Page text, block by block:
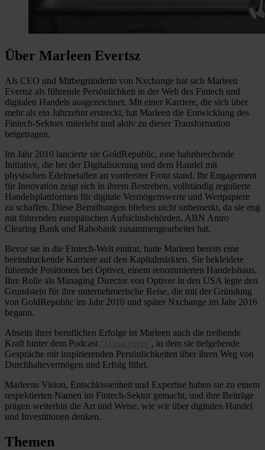
Über Marleen Evertsz
Als CEO und Mitbegründerin von Nxchange hat sich Marleen
Evertsz als führende Persönlichkeit in der Welt des Fintech und
digitalen Handels ausgezeichnet. Mit einer Karriere, die sich über
mehr als ein Jahrzehnt erstreckt, hat Marleen die Entwicklung des
Fintech-Sektors miterlebt und aktiv zu dieser Transformation
beigetragen.
Im Jahr 2010 lancierte sie GoldRepublic, eine bahnbrechende
Initiative, die bei der Digitalisierung und dem Handel mit
physischen Edelmetallen an vorderster Front stand. Ihr Engagement
für Innovation zeigt sich in ihrem Bestreben, vollständig regulierte
Handelsplattformen für digitale Vermögenswerte und Wertpapiere
zu schaffen. Diese Bemühungen blieben nicht unbemerkt, da sie eng
mit führenden europäischen Aufsichtsbehörden, ABN Amro
Clearing Bank und Rabobank zusammengearbeitet hat.
Bevor sie in die Fintech-Welt eintrat, hatte Marleen bereits eine
beeindruckende Karriere auf den Kapitalmärkten. Sie bekleidete
führende Positionen bei Optiver, einem renommierten Handelshaus.
Ihre Rolle als Managing Director von Optiver in den USA legte den
Grundstein für ihre unternehmerische Reise, die mit der Gründung
von GoldRepublic im Jahr 2010 und später Nxchange im Jahr 2016
begann.
Abseits ihrer beruflichen Erfolge ist Marleen auch die treibende
Kraft hinter dem Podcast “Doorzetters”, in dem sie tiefgehende
Gespräche mit inspirierenden Persönlichkeiten über ihren Weg von
Durchhaltevermögen und Erfolg führt.
Marleens Vision, Entschlossenheit und Expertise haben sie zu einem
respektierten Namen im Fintech-Sektor gemacht, und ihre Beiträge
prägen weiterhin die Art und Weise, wie wir über digitalen Handel
und Investitionen denken.
Themen